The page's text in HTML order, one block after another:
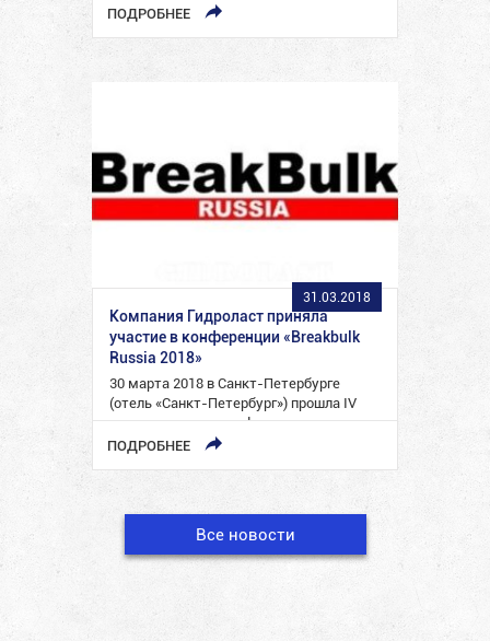
ПОДРОБНЕЕ
31.03.2018
Компания Гидроласт приняла
участие в конференции «Breakbulk
Russia 2018»
30 марта 2018 в Санкт-Петербурге
(отель «Санкт-Петербург») прошла IV
международная конференция
BREAKBULK RUSSIA 2018, которая была
ПОДРОБНЕЕ
Все новости